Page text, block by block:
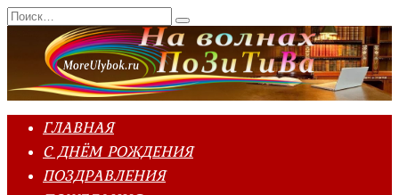
Перейти
к
содержанию
Search
for:
ГЛАВНАЯ
С ДНЁМ РОЖДЕНИЯ
ПОЗДРАВЛЕНИЯ